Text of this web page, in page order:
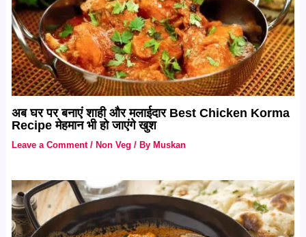
अब घर पर बनाएं शाही और मलाईदार Best Chicken Korma
Recipe मेहमान भी हो जाएंगे खुश
Leave a Comment / Non Veg / By Muskan